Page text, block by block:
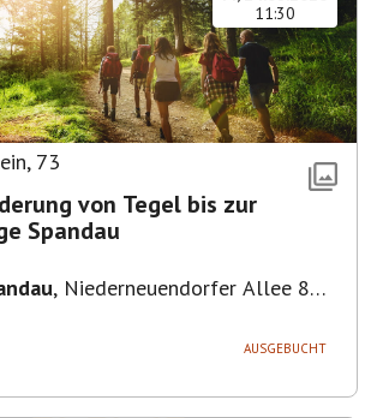
11:30
, 73
von Tegel bis zur
Bürgerablage Spandau
, Niederneuendorfer Allee 80,
AUSGEBUCHT